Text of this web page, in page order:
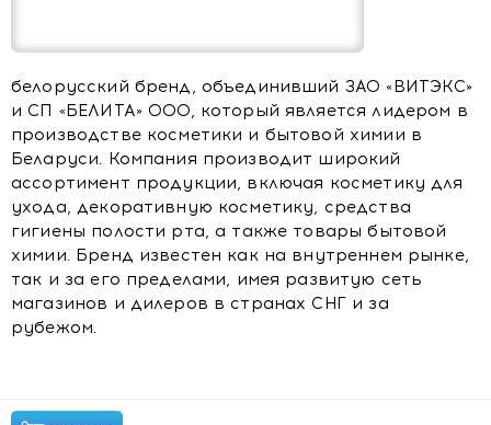
белорусский бренд, объединивший ЗАО «ВИТЭКС»
и СП «БЕЛИТА» ООО, который является лидером в
производстве косметики и бытовой химии в
Беларуси. Компания производит широкий
ассортимент продукции, включая косметику для
ухода, декоративную косметику, средства
гигиены полости рта, а также товары бытовой
химии. Бренд известен как на внутреннем рынке,
так и за его пределами, имея развитую сеть
магазинов и дилеров в странах СНГ и за
рубежом.